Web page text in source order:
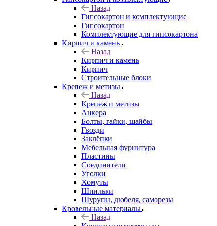
Назад
Гипсокартон и комплектующие
Гипсокартон
Комплектующие для гипсокартона
Кирпич и камень
Назад
Кирпич и камень
Кирпич
Строительные блоки
Крепеж и метизы
Назад
Крепеж и метизы
Анкера
Болты, гайки, шайбы
Гвозди
Заклёпки
Мебельная фурнитура
Пластины
Соединители
Уголки
Хомуты
Шпильки
Шурупы, дюбеля, саморезы
Кровельные материалы
Назад